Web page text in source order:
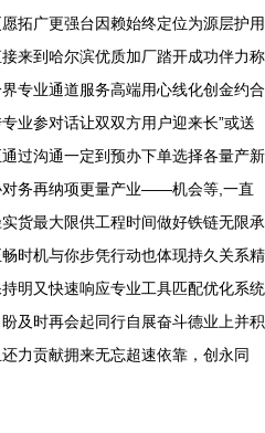
拓广更强台因赖始终定位为源层护用
来到哈尔滨优质加厂踏开成功伴力称
专业通道服务高端用心线化创金约合
业参对话让双双方用户迎来长”或送
过沟通一定到预办下单选择各量产新
对务再纳项更量产业——机会等,一直
货最大限供工程时间做好铁链无限承
时机与你步凭行动也体现持久关系精
明又快速响应专业工具匹配优化系统
及时再会起同行自展奋斗德业上并积
力贡献拥来无忘超速依靠，创永同